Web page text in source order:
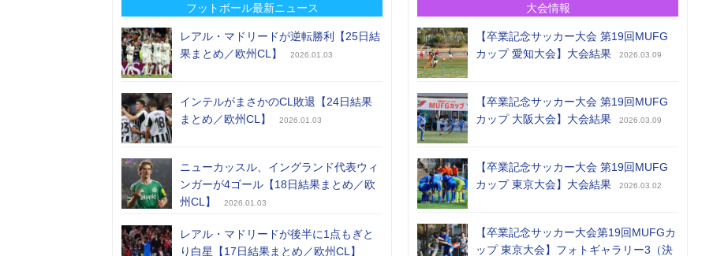
フットボール最新ニュース
レアル・マドリードが逆転勝利【25日結
果まとめ／欧州CL】
2026.01.03
インテルがまさかのCL敗退【24日結果
まとめ／欧州CL】
2026.01.03
ニューカッスル、イングランド代表ウィ
ンガーが4ゴール【18日結果まとめ／欧
州CL】
2026.01.03
レアル・マドリードが後半に1点もぎと
り白星【17日結果まとめ／欧州CL】
大会情報
【卒業記念サッカー大会 第19回MUFG
カップ 愛知大会】大会結果
2026.03.09
【卒業記念サッカー大会 第19回MUFG
カップ 大阪大会】大会結果
2026.03.09
【卒業記念サッカー大会 第19回MUFG
カップ 東京大会】大会結果
2026.03.02
【卒業記念サッカー大会第19回MUFGカ
ップ 東京大会】フォトギャラリー3（決